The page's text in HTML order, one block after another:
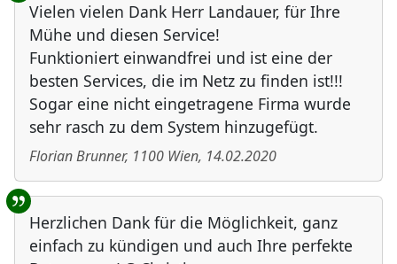
Vielen vielen Dank Herr Landauer, für Ihre
Mühe und diesen Service!
Funktioniert einwandfrei und ist eine der
besten Services, die im Netz zu finden ist!!!
Sogar eine nicht eingetragene Firma wurde
sehr rasch zu dem System hinzugefügt.
Florian Brunner, 1100 Wien, 14.02.2020
Herzlichen Dank für die Möglichkeit, ganz
einfach zu kündigen und auch Ihre perfekte